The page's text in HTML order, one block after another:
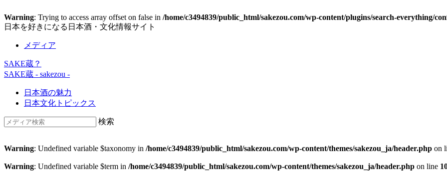
Warning : Trying to access array offset on false in /home/c3494839/public_html/sakezou.com/wp-content/plugins/search-everything/
日本を好きになる日本酒・文化情報サイト
メディア
SAKE蔵？
SAKE蔵 - sakezou -
日本酒の魅力
日本文化トピックス
検索
Warning : Undefined variable $taxonomy in /home/c3494839/public_html/sakezou.com/wp-content/themes/sakezou_ja/header.php on
Warning : Undefined variable $term in /home/c3494839/public_html/sakezou.com/wp-content/themes/sakezou_ja/header.php on line